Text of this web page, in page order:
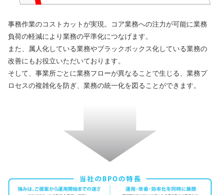
事務作業のコストカットが実現。コア業務への注力が可能に業務
負荷の軽減により業務の平準化につなげます。
また、属人化している業務やブラックボックス化している業務の
改善にもお役立いただいております。
そして、事業所ごとに業務フローが異なることで生じる、業務プ
ロセスの複雑化を防ぎ、業務の統一化を図ることができます。